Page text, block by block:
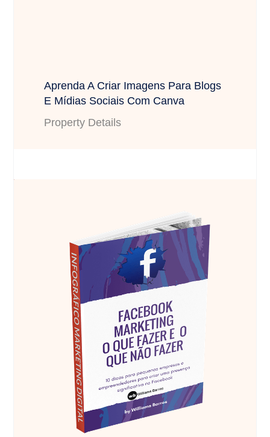
Aprenda A Criar Imagens Para Blogs
E Mídias Sociais Com Canva
Property Details